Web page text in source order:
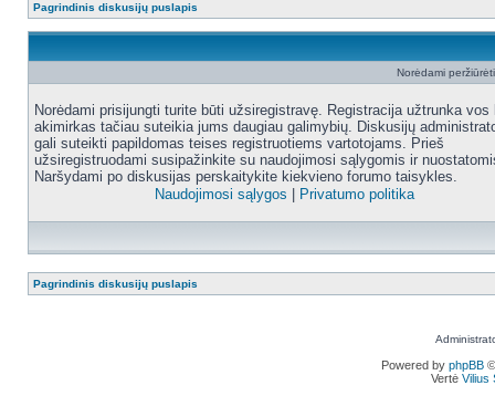
Pagrindinis diskusijų puslapis
Norėdami
Norėdami prisijungti turite būti užsiregistravę. Registracija užtrunka vos
akimirkas tačiau suteikia jums daugiau galimybių. Diskusijų
gali suteikti papildomas teises registruotiems vartotojams. Prieš
užsiregistruodami susipažinkite su naudojimosi sąlygomis ir
Naršydami po diskusijas perskaitykite kiekvieno forumo taisykles.
Naudojimosi sąlygos
Privatumo politika
Pagrindinis diskusijų puslapis
Powered by phpBB
Vertė Vilius